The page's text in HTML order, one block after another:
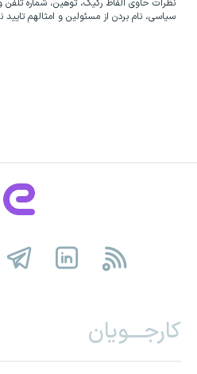
نظرات حاوی الفاظ رکیک، توهین، شماره تلفن
سیاسی، نام بردن از مسئولین و امثالهم
کارجـــویان